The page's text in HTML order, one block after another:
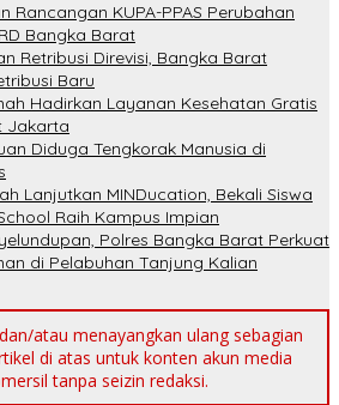
Rancangan KUPA-PPAS Perubahan
Bangka Barat
Retribusi Direvisi, Bangka Barat
Baru
Hadirkan Layanan Kesehatan Gratis
Jakarta
Diduga Tengkorak Manusia di
Lanjutkan MINDucation, Bekali Siswa
Raih Kampus Impian
Polres Bangka Barat Perkuat
di Pelabuhan Tanjung Kalian
atau menayangkan ulang sebagian
di atas untuk konten akun media
tanpa seizin redaksi.